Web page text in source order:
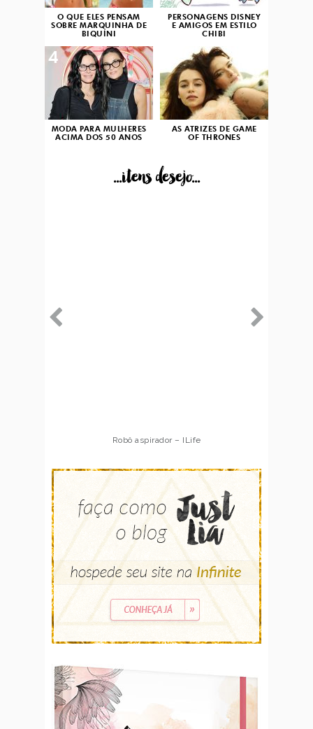
O QUE ELES PENSAM
SOBRE MARQUINHA DE
BIQUÍNI
PERSONAGENS DISNEY
E AMIGOS EM ESTILO
CHIBI
MODA PARA MULHERES
ACIMA DOS 50 ANOS
4
AS ATRIZES DE GAME
OF THRONES
...itens desejo...
Robô aspirador – ILife